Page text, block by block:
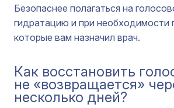
Безопаснее полагаться на
гидратацию и при необходимости
которые вам назначил врач.
Как восстановить
не «возвращается»
несколько дней?